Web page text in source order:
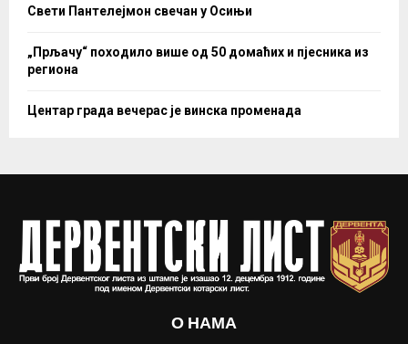
Свети Пантелејмон свечан у Осињи
„Прљачу“ походило више од 50 домаћих и пјесника из
региона
Центар града вечерас је винска променада
О НАМА